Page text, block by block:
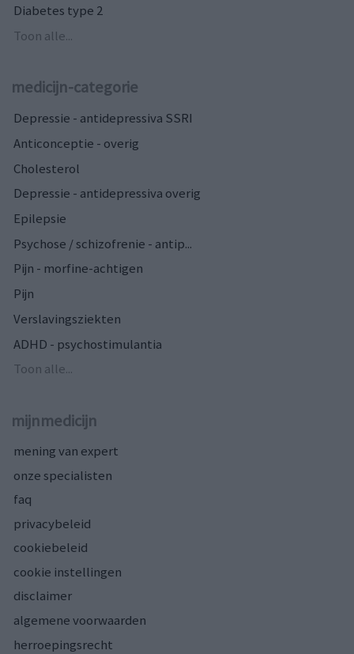
Diabetes type 2
Toon alle...
medicijn-categorie
Depressie - antidepressiva SSRI
Anticonceptie - overig
Cholesterol
Depressie - antidepressiva overig
Epilepsie
Psychose / schizofrenie - antip...
Pijn - morfine-achtigen
Pijn
Verslavingsziekten
ADHD - psychostimulantia
Toon alle...
mijnmedicijn
mening van expert
onze specialisten
faq
privacybeleid
cookiebeleid
cookie instellingen
disclaimer
algemene voorwaarden
herroepingsrecht